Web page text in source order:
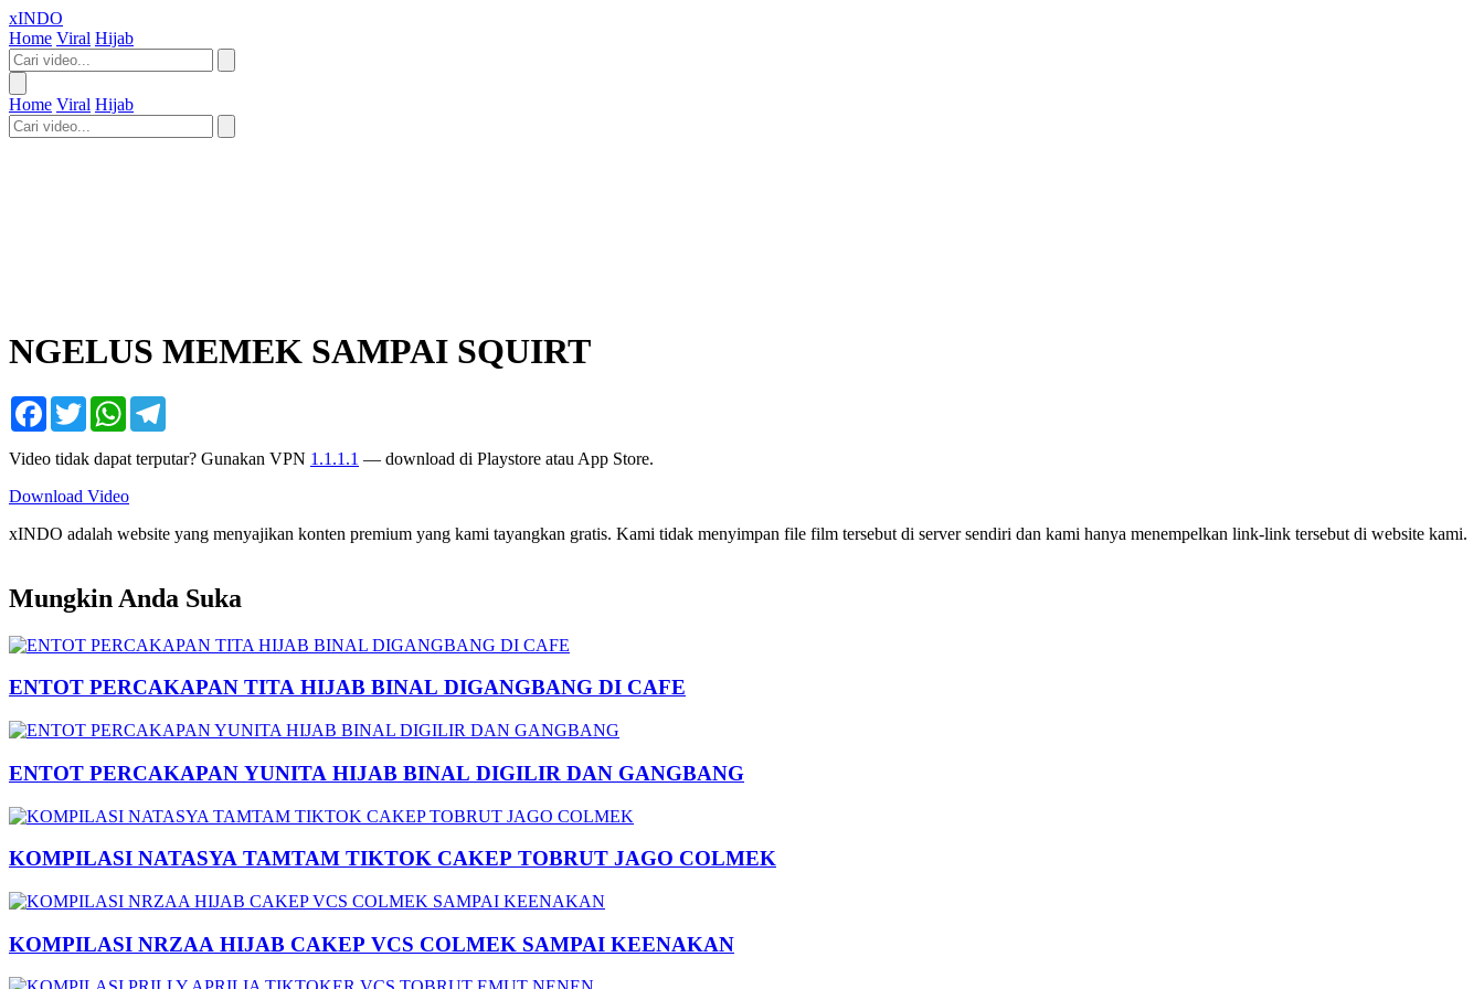
xINDO
Home Viral Hijab
Home Viral Hijab
NGELUS MEMEK SAMPAI SQUIRT
Facebook
TwitterWhatsApp
Video tidak dapat terputar? Gunakan VPN 1.1.1.1 — download di Playstore atau App Store.
Download Video
xINDO adalah website yang menyajikan konten premium yang kami tayangkan gratis. Kami tidak menyimpan file film tersebut di server sendiri dan kami hanya menempelkan link-link tersebut di website kami.
Mungkin Anda Suka
ENTOT PERCAKAPAN TITA HIJAB BINAL DIGANGBANG DI CAFE
ENTOT PERCAKAPAN YUNITA HIJAB BINAL DIGILIR DAN GANGBANG
KOMPILASI NATASYA TAMTAM TIKTOK CAKEP TOBRUT JAGO COLMEK
KOMPILASI NRZAA HIJAB CAKEP VCS COLMEK SAMPAI KEENAKAN